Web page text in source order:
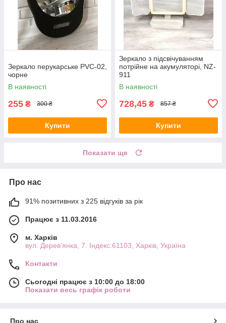
Зеркало перукарське PVC-02,
чорне
В наявності
255 ₴ 300 ₴
Купити
Зеркало з підсвічуванням
потрійне на акумуляторі, NZ-
911
В наявності
728,45 ₴ 857 ₴
Купити
Показати ще
Про нас
91% позитивних з 225 відгуків за рік
Працює з 11.03.2016
м. Харків
вул. Дерев'янка, 7. Індекс:61103, Харків, Україна
Контакти
Сьогодні працює з 10:00 до 18:00
Показати весь графік роботи
Про нас